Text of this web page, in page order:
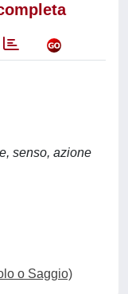
senso, azione
o Saggio)